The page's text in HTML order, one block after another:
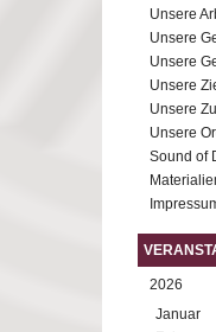
Unsere
Unsere
Unsere
Unsere
Unsere
Unsere
Sound of
2026
Januar